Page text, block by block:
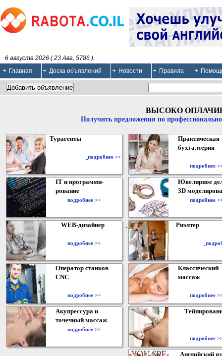
6 августа 2026 ( 23 Ава, 5786 ).
Главная
Доска объявлений Новости Правила
ВЫСОКО
Получить предложения по
Турагенты
подробнее >>
Практическая
бухгалтерия
подробнее
IT и программи-
рование
подробнее >>
Ювелирное
3D
подробнее
WEB-дизайнер
подробнее >>
Риэлтер
Оператор станков
CNC
подробнее >>
Классический
массаж
подробнее
Акупрессура и
точечный массаж
подробнее >>
подробнее
Английский